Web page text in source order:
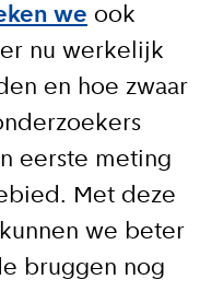
we ook
nu werkelijk
en hoe zwaar
eerste meting
Met deze
we beter
bruggen nog